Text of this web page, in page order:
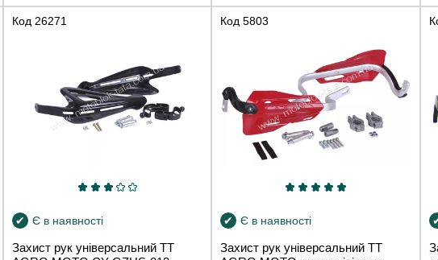
Код 26271
Є в наявності
Захист рук універсальний TT
Код 5803
Є в наявності
Захист рук універсальний TT